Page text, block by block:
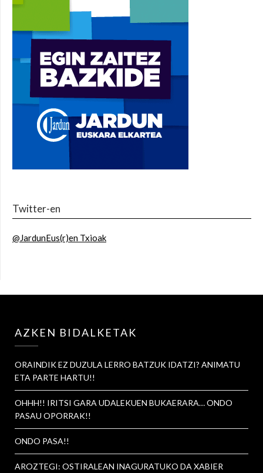
Twitter-en
@JardunEus(r)en Txioak
AZKEN BIDALKETAK
ORAINDIK EZ DUZULA LERRO BATZUK IDATZI? ANIMATU
ETA PARTE HARTU!!
OHHH!! IRITSI GARA UDALEKUEN BUKAERARA… ONDO
PASAU OPORRAK!!
ONDO PASA!!
AROZTEGI: OSTIRALEAN INAGURATUKO DA XABIER